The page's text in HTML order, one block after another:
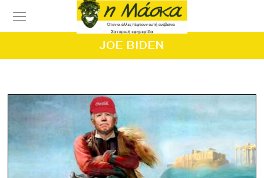
JOE BIDEN